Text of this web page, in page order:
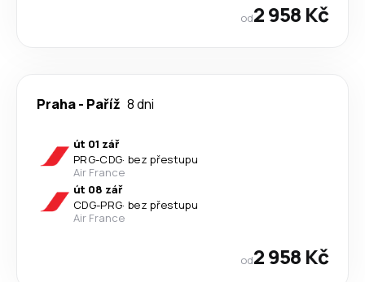
od2 958 Kč
Praha- Paříž 8 dni
út 01 zář
PRG-CDG· bez přestupu
Air France
út 08 zář
CDG-PRG· bez přestupu
Air France
od2 958 Kč